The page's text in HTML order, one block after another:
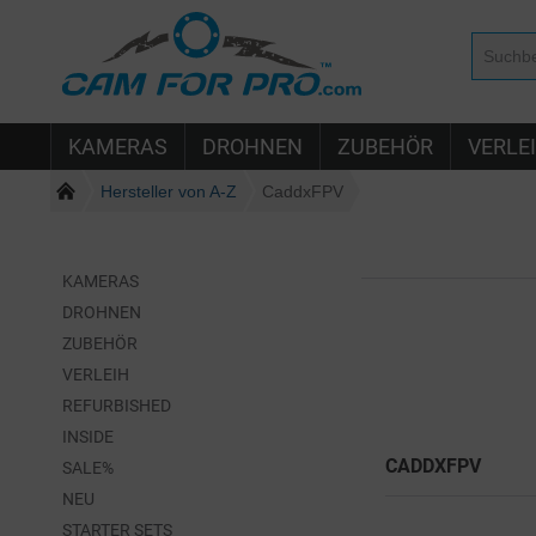
KAMERAS DROHNEN ZUBEHÖR
Hersteller von A-Z CaddxFPV
KAMERAS
DROHNEN
ZUBEHÖR
VERLEIH
REFURBISHED
INSIDE
SALE%
NEU
STARTER SETS
CADDXFPV